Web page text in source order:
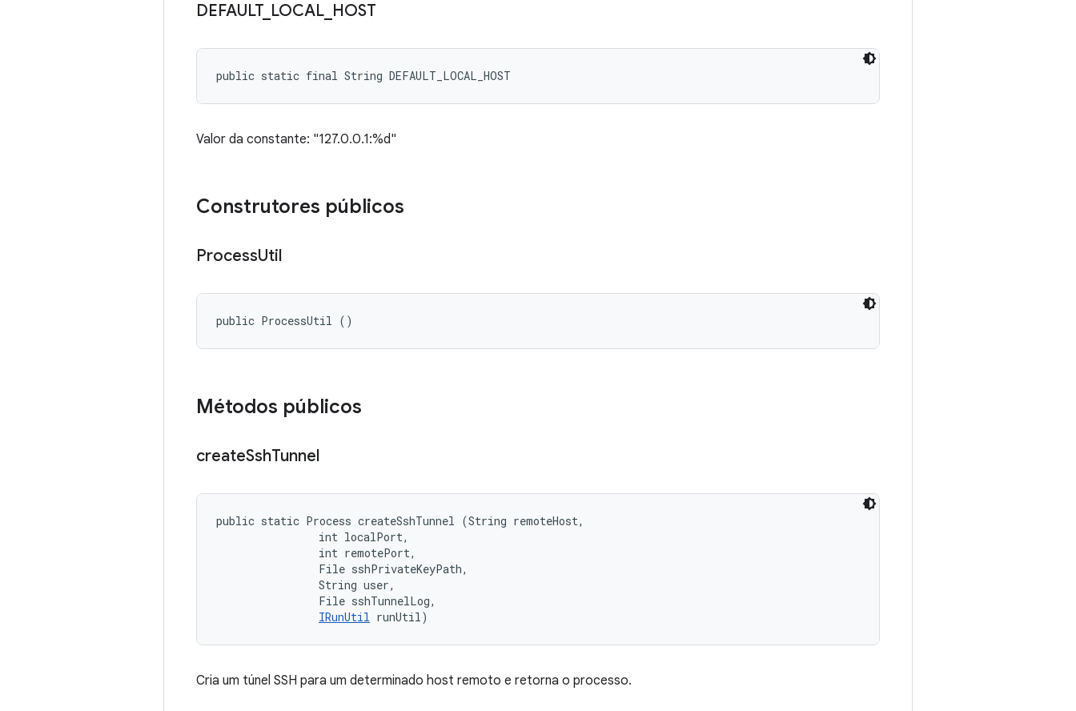
DEFAULT_ LOCAL HOST
public static final String DEFAULT_LOCAL_HOST
Valor da constante: "127.0.0.1:%d"
Construtores públicos
ProcessUtil
public ProcessUtil ()
Métodos públicos
createSshTunnel
public static Process createSshTunnel (String remoteHost,
                int localPort,
                int remotePort,
                File sshPrivateKeyPath,
                String user,
                File sshTunnelLog,
IRunUtil runUtil)
Cria um túnel SSH para um determinado host remoto e retorna o processo.